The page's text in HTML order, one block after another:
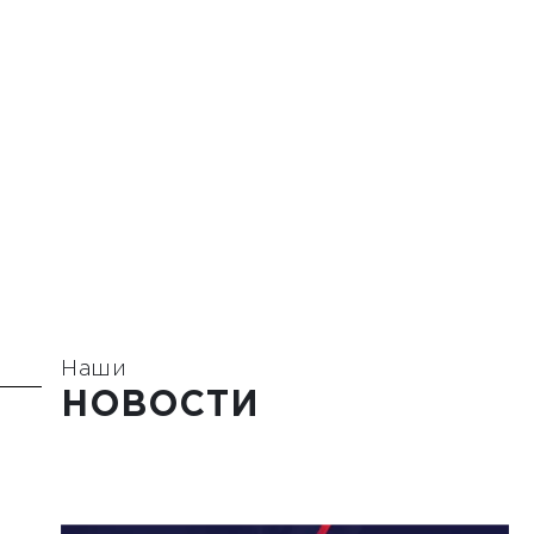
Наши
НОВОСТИ